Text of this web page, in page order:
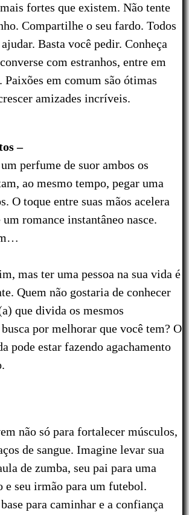
fortes que existem. Não tente
Compartilhe o seu fardo. Todos
Basta você pedir. Conheça
com estranhos, entre em
Paixões em comum são ótimas
amizades incríveis.
–
perfume de suor ambos os
ao mesmo tempo, pegar uma
O toque entre suas mãos acelera
um romance instantâneo nasce.
mas ter uma pessoa na sua vida é
Quem não gostaria de conhecer
que divida os mesmos
por melhorar que você tem? O
pode estar fazendo agachamento
não só para fortalecer músculos,
de sangue. Imagine levar sua
de zumba, seu pai para uma
e seu irmão para um futebol.
para caminhar e a confiança